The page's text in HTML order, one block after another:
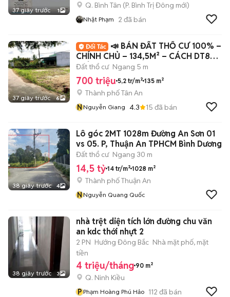
37 giây trước 1
Q. Bình Tân (P. Bình Trị Đông mới)
Nhật Phạm 2 đã bán
37 giây trước 6
📣 BÁN ĐẤT THỔ CƯ 100% –
CHÍNH CHỦ – 134,5M² – CÁCH DT833
CHỈ 100M
Đất thổ cư Ngang 5 m
700 triệu 5,2 tr/m² 135 m²
Thành phố Tân An
NNguyễn Giang 4.3 15 đã bán
38 giây trước 4
Lô góc 2MT 1028m Đường An Sơn 01
vs 05. P, Thuận An TPHCM Bình Dương
Đất thổ cư Ngang 30 m
14,5 tỷ 14 tr/m² 1028 m²
Thành phố Thuận An
NNguyễn Quang Quốc
38 giây trước 3
nhà trệt diện tích lớn đường chu văn
an kdc thới nhựt 2
2 PN Hướng Đông Bắc Nhà mặt phố, mặt
tiền
4 triệu/tháng 90 m²
Q. Ninh Kiều
P Phạm Hoàng Phú Hảo 112 đã bán